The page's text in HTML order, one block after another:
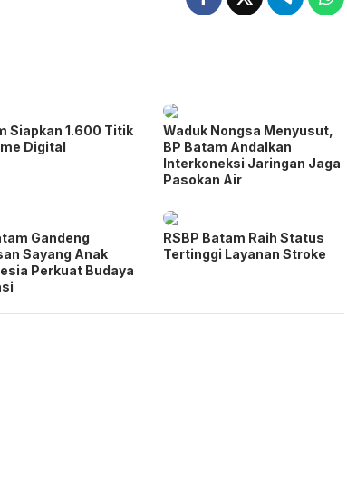
Siapkan 1.600 Titik
Digital
Waduk Nongsa Menyusut,
BP Batam Andalkan
Interkoneksi Jaringan Jaga
Pasokan Air
Gandeng
Sayang Anak
Perkuat Budaya
RSBP Batam Raih Status
Tertinggi Layanan Stroke